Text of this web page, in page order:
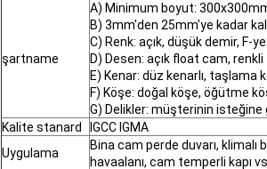
şartname
A) Minimum boyut:
B) 3mm'den 25mm'ye kadar
C) Renk: açık, düşük demir, F-
D) Desen: açık float cam,
E) Kenar: düz kenarlı, taşlama
F) Köşe: doğal köşe, öğütme
G) Delikler: müşterinin isteğine
Kalite stanard
IGCC IGMA
Uygulama
Bina cam perde duvarı,
havaalanı, cam temperli kapı vs.